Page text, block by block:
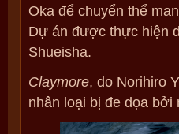
Oka để chuyển thể
Dự án được thực hiện
Shueisha.
Claymore, do Norihiro
nhân loại bị đe dọa bởi